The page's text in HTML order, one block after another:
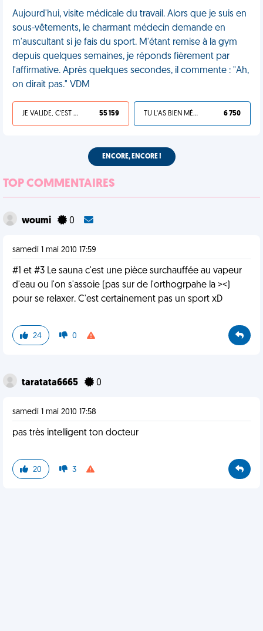
Aujourd'hui, visite médicale du travail. Alors que je suis en
sous-vêtements, le charmant médecin demande en
m'auscultant si je fais du sport. M'étant remise à la gym
depuis quelques semaines, je réponds fièrement par
l'affirmative. Après quelques secondes, il commente : "Ah,
on dirait pas." VDM
JE VALIDE, C'EST UNE VDM 55 159 TU L'AS BIEN MÉRITÉ 6 750
ENCORE, ENCORE !
TOP COMMENTAIRES
woumi 0
samedi 1 mai 2010 17:59
#1 et #3 Le sauna c'est une pièce surchauffée au vapeur
d'eau ou l'on s'assoie (pas sur de l'orthogrpahe la ><)
pour se relaxer. C'est certainement pas un sport xD
24 0
taratata6665 0
samedi 1 mai 2010 17:58
pas très intelligent ton docteur
20 3